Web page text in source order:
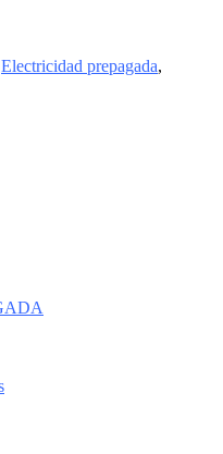
Electricidad prepagada,